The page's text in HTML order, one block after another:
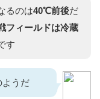
るのは40℃前後だ
フィールドは冷蔵
す
ようだ